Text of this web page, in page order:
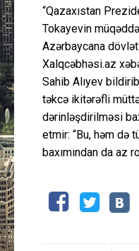
“Qazaxıstan
Tokayevin
Azərbaycana
Xalqcəbhəsi.az
Sahib Alıyev
təkcə ikitərəfli
dərinləşdirilməsi
etmir: “Bu, həm də
baxımından da az